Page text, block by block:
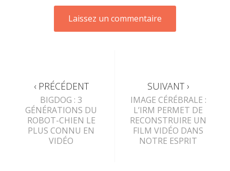
‹ PRÉCÉDENT
BIGDOG : 3
GÉNÉRATIONS DU
ROBOT-CHIEN LE
PLUS CONNU EN
VIDÉO
SUIVANT ›
IMAGE CÉRÉBRALE :
L’IRM PERMET DE
RECONSTRUIRE UN
FILM VIDÉO DANS
NOTRE ESPRIT